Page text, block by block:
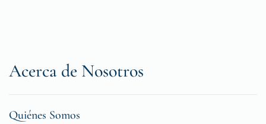
Acerca de Nosotros
Quiénes Somos